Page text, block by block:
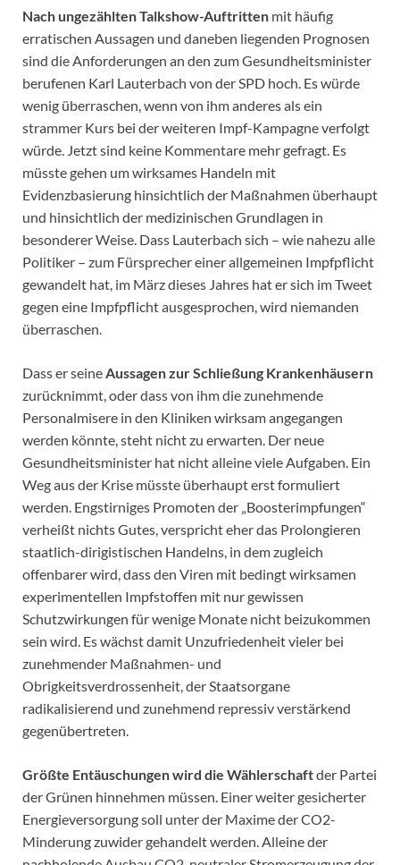
Nach ungezählten Talkshow-Auftritten mit häufig
erratischen Aussagen und daneben liegenden Prognosen
sind die Anforderungen an den zum Gesundheitsminister
berufenen Karl Lauterbach von der SPD hoch. Es würde
wenig überraschen, wenn von ihm anderes als ein
strammer Kurs bei der weiteren Impf-Kampagne verfolgt
würde. Jetzt sind keine Kommentare mehr gefragt. Es
müsste gehen um wirksames Handeln mit
Evidenzbasierung hinsichtlich der Maßnahmen überhaupt
und hinsichtlich der medizinischen Grundlagen in
besonderer Weise. Dass Lauterbach sich – wie nahezu alle
Politiker – zum Fürsprecher einer allgemeinen Impfpflicht
gewandelt hat, im März dieses Jahres hat er sich im Tweet
gegen eine Impfpflicht ausgesprochen, wird niemanden
überraschen.
Dass er seineAussagen zur Schließung Krankenhäusern
zurücknimmt, oder dass von ihm die zunehmende
Personalmisere in den Kliniken wirksam angegangen
werden könnte, steht nicht zu erwarten. Der neue
Gesundheitsminister hat nicht alleine viele Aufgaben. Ein
Weg aus der Krise müsste überhaupt erst formuliert
werden. Engstirniges Promoten der „Boosterimpfungen“
verheißt nichts Gutes, verspricht eher das Prolongieren
staatlich-dirigistischen Handelns, in dem zugleich
offenbarer wird, dass den Viren mit bedingt wirksamen
experimentellen Impfstoffen mit nur gewissen
Schutzwirkungen für wenige Monate nicht beizukommen
sein wird. Es wächst damit Unzufriedenheit vieler bei
zunehmender Maßnahmen- und
Obrigkeitsverdrossenheit, der Staatsorgane
radikalisierend und zunehmend repressiv verstärkend
gegenübertreten.
Größte Entäuschungen wird die Wählerschaftder Partei
der Grünen hinnehmen müssen. Einer weiter gesicherter
Energieversorgung soll unter der Maxime der CO2-
Minderung zuwider gehandelt werden. Alleine der